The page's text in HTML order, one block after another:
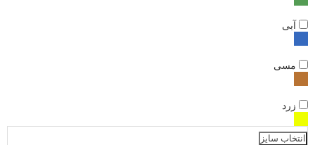
آبی
مسی
زرد
انتخاب سایز